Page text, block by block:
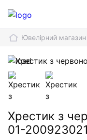
Ювелірний магазин
Хрестик з
01-200923021